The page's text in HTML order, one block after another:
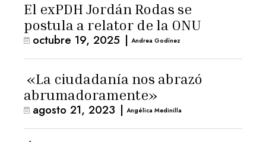
El exPDH Jordán Rodas se
postula a relator de la ONU
octubre 19, 2025 | Andrea Godínez
«La ciudadanía nos abrazó
abrumadoramente»
agosto 21, 2023 | Angélica Medinilla